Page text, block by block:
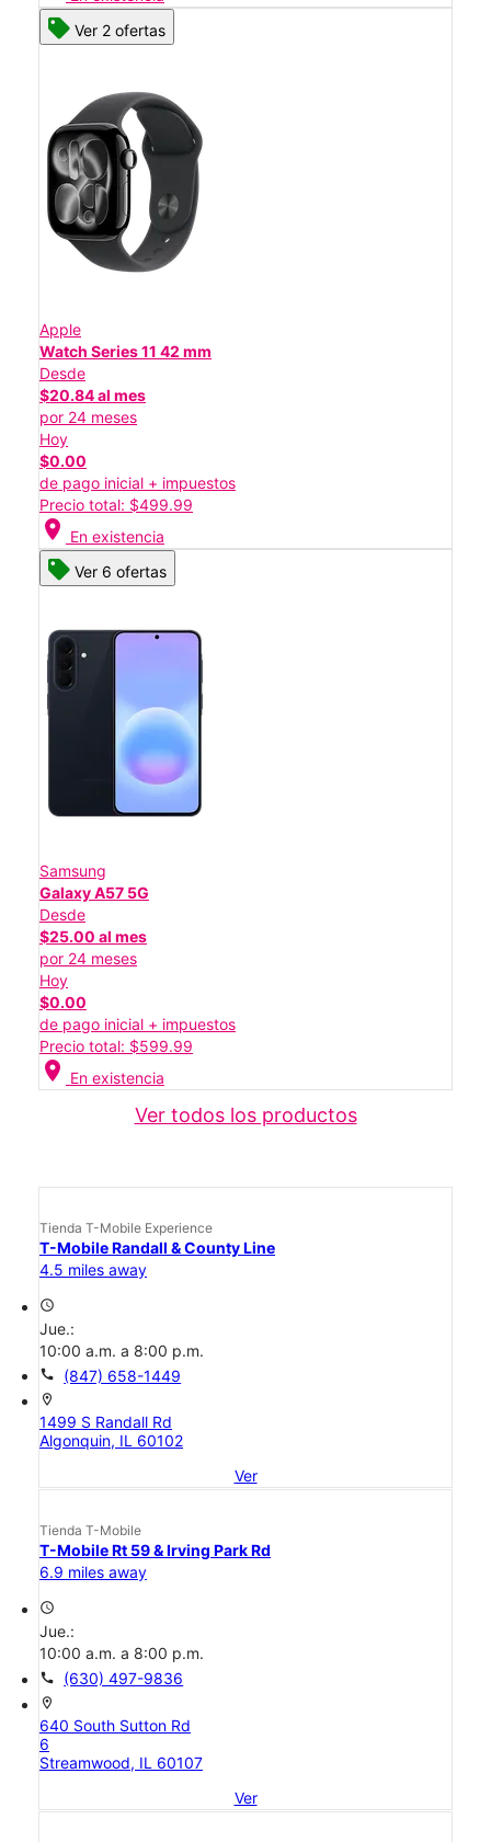
Ver 2 ofertas
Apple
Watch Series 11 42 mm
Desde
$20.84 al mes
por 24 meses
Hoy
$0.00
de pago inicial + impuestos
Precio total: $499.99
location_on En existencia
Ver 6 ofertas
Samsung
Galaxy A57 5G
Desde
$25.00 al mes
por 24 meses
Hoy
$0.00
de pago inicial + impuestos
Precio total: $599.99
location_on En existencia
Ver todos los productos
Tienda T-Mobile Experience
T-Mobile Randall & County Line
4.5 miles away
access_time
Jue.:
10:00 a.m. a 8:00 p.m.
call (847) 658-1449
location_on
1499 S Randall Rd
Algonquin, IL 60102
Ver
Tienda T-Mobile
T-Mobile Rt 59 & Irving Park Rd
6.9 miles away
access_time
Jue.:
10:00 a.m. a 8:00 p.m.
call (630) 497-9836
location_on
640 South Sutton Rd
6
Streamwood, IL 60107
Ver